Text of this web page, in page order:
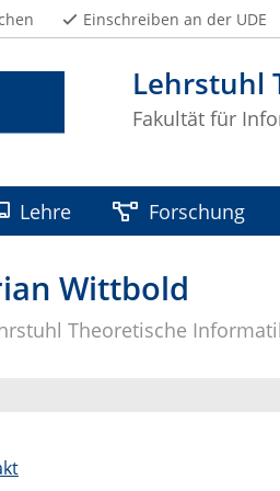
Lehrstuhl
Fakultät für
Einschreiben an der UDE
Lehre Forschung
Wittbold
Theoretische